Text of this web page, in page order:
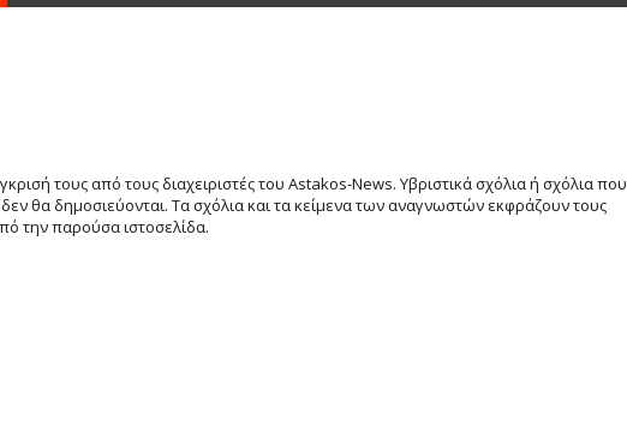
τους από τους διαχειριστές του Astakos-News. Υβριστικά σχόλια ή σχόλια που
θα δημοσιεύονται. Τα σχόλια και τα κείμενα των αναγνωστών εκφράζουν τους
την παρούσα ιστοσελίδα.